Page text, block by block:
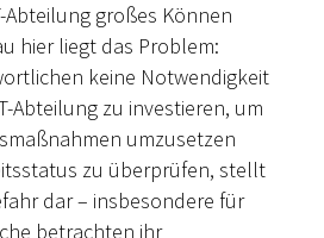
Abteilung großes Können
hier liegt das Problem:
keine Notwendigkeit
Abteilung zu investieren, um
umzusetzen
zu überprüfen, stellt
dar – insbesondere für
betrachten ihr